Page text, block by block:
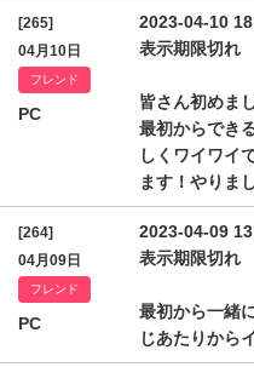
[265]
04月10日
フレンド
PC
2023-04-10
表示期限切れ
皆さん初めま
最初からでき
しくワイワイ
ます！やりま
[264]
04月09日
フレンド
PC
2023-04-09
表示期限切れ
最初から一緒
じあたりから